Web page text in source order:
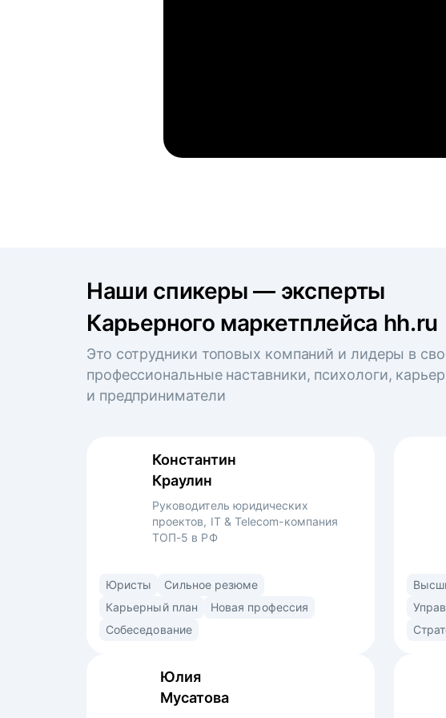
Наши спикеры — эксперты
Карьерного маркетплейса hh.ru
Это сотрудники топовых компаний и лидеры в
профессиональные наставники, психологи,
и предприниматели
Константин
Краулин
Руководитель юридических
проектов, IT & Telecom-компания
ТОП-5 в РФ
6 лет успешного опыта в юридическом
департаменте в 4-х компаниях.
путь от второкурсника-стажера
проектов в крупнейшей IT&телеком-
Юристы
Сильное резюме
Карьерный план
Новая профессия
Собеседование
Юлия
Мусатова
в
в